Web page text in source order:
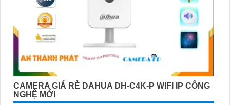
CAMERA GIÁ RẺ DAHUA DH-C4K-P WIFI IP CÔNG
NGHỆ MỚI